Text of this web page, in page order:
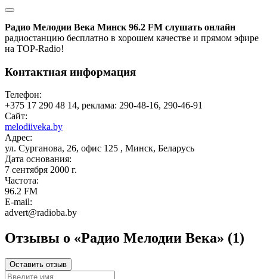
Радио Мелодии Века Минск 96.2 FM слушать онлайн
радиостанцию бесплатно в хорошем качестве и прямом эфире
на TOP-Radio!
Контактная информация
Телефон:
+375 17 290 48 14, реклама: 290-48-16, 290-46-91
Сайт:
melodiiveka.by
Адрес:
ул. Сурганова, 26, офис 125 , Минск, Беларусь
Дата основания:
7 сентября 2000 г.
Частота:
96.2 FM
E-mail:
advert@radioba.by
Отзывы о «Радио Мелодии Века» (1)
Оставить отзыв